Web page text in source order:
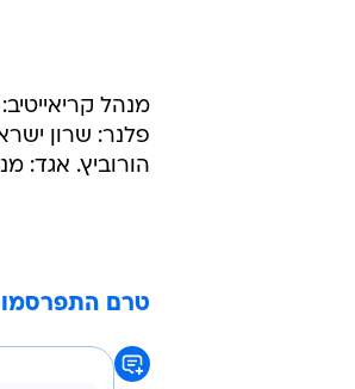
מנהל קריאייטיב:
פלנר: שרון
הורוביץ. אגד:
טרם התפרסמו